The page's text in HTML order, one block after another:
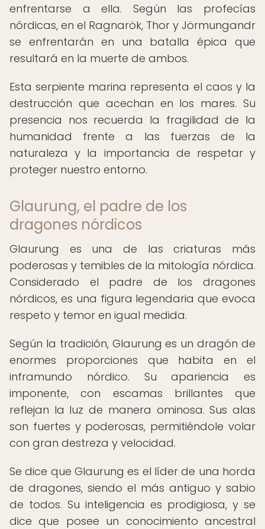
enfrentarse a ella. Según las profecías
nórdicas, en el Ragnarök, Thor y Jörmungandr
se enfrentarán en una batalla épica que
resultará en la muerte de ambos.
Esta serpiente marina representa el caos y la
destrucción que acechan en los mares. Su
presencia nos recuerda la fragilidad de la
humanidad frente a las fuerzas de la
naturaleza y la importancia de respetar y
proteger nuestro entorno.
Glaurung, el padre de los
dragones nórdicos
Glaurung es una de las criaturas más
poderosas y temibles de la mitología nórdica.
Considerado el padre de los dragones
nórdicos, es una figura legendaria que evoca
respeto y temor en igual medida.
Según la tradición, Glaurung es un dragón de
enormes proporciones que habita en el
inframundo nórdico. Su apariencia es
imponente, con escamas brillantes que
reflejan la luz de manera ominosa. Sus alas
son fuertes y poderosas, permitiéndole volar
con gran destreza y velocidad.
Se dice que Glaurung es el líder de una horda
de dragones, siendo el más antiguo y sabio
de todos. Su inteligencia es prodigiosa, y se
dice que posee un conocimiento ancestral